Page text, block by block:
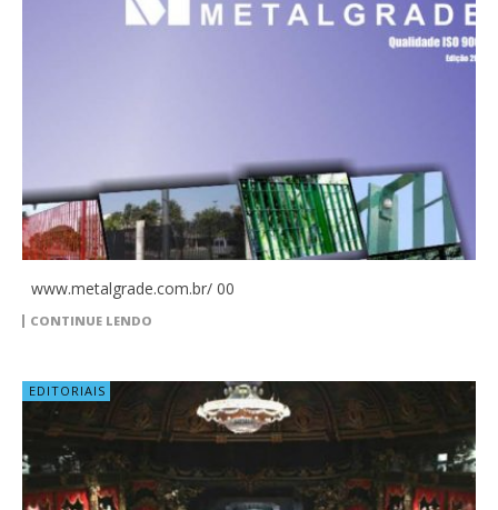
www.metalgrade.com.br/ 00
CONTINUE LENDO
EDITORIAIS